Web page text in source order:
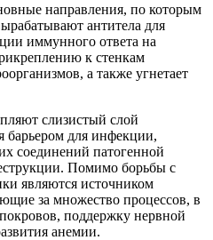
направления, по которым
антитела для
иммунного ответа на
к стенкам
а также угнетает
слизистый слой
барьером для инфекции,
соединений патогенной
Помимо борьбы с
являются источником
за множество процессов, в
поддержку нервной
анемии.